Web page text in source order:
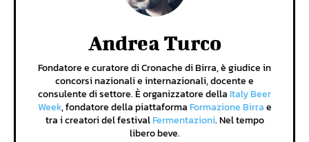
Andrea Turco
Fondatore e curatore di Cronache di Birra, è giudice in
concorsi nazionali e internazionali, docente e
consulente di settore. È organizzatore della Italy Beer
Week, fondatore della piattaforma Formazione Birrae
tra i creatori del festivalFermentazioni. Nel tempo
libero beve.